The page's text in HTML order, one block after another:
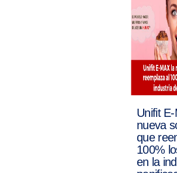
Unifit
nueva
que
100%
en la